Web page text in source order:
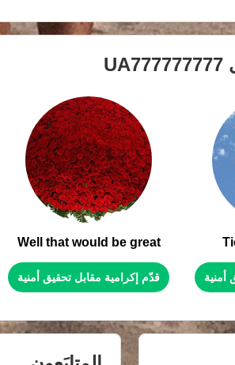
UA777777777
أمنية
Well that would be great
قدّم إكرامية مقابل تحقيق أمنية